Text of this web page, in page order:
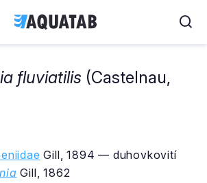
fluviatilis (Castelnau,
Gill, 1894 — duhovkovití
Gill, 1862